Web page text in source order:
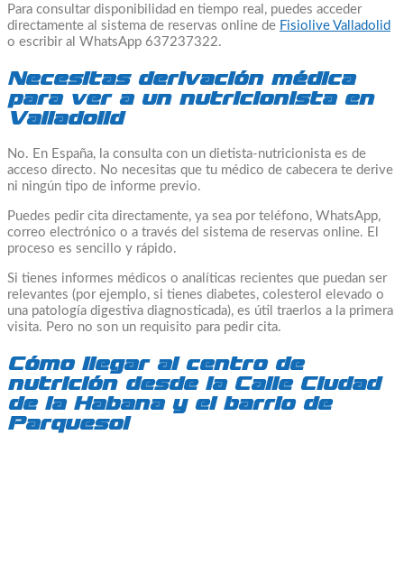
Para consultar disponibilidad en tiempo real, puedes acceder
directamente al sistema de reservas online de Fisiolive Valladolid
o escribir al WhatsApp 637237322.
Necesitas derivación médica
para ver a un nutricionista en
Valladolid
No. En España, la consulta con un dietista-nutricionista es de
acceso directo. No necesitas que tu médico de cabecera te derive
ni ningún tipo de informe previo.
Puedes pedir cita directamente, ya sea por teléfono, WhatsApp,
correo electrónico o a través del sistema de reservas online. El
proceso es sencillo y rápido.
Si tienes informes médicos o analíticas recientes que puedan ser
relevantes (por ejemplo, si tienes diabetes, colesterol elevado o
una patología digestiva diagnosticada), es útil traerlos a la primera
visita. Pero no son un requisito para pedir cita.
Cómo llegar al centro de
nutrición desde la Calle Ciudad
de la Habana y el barrio de
Parquesol